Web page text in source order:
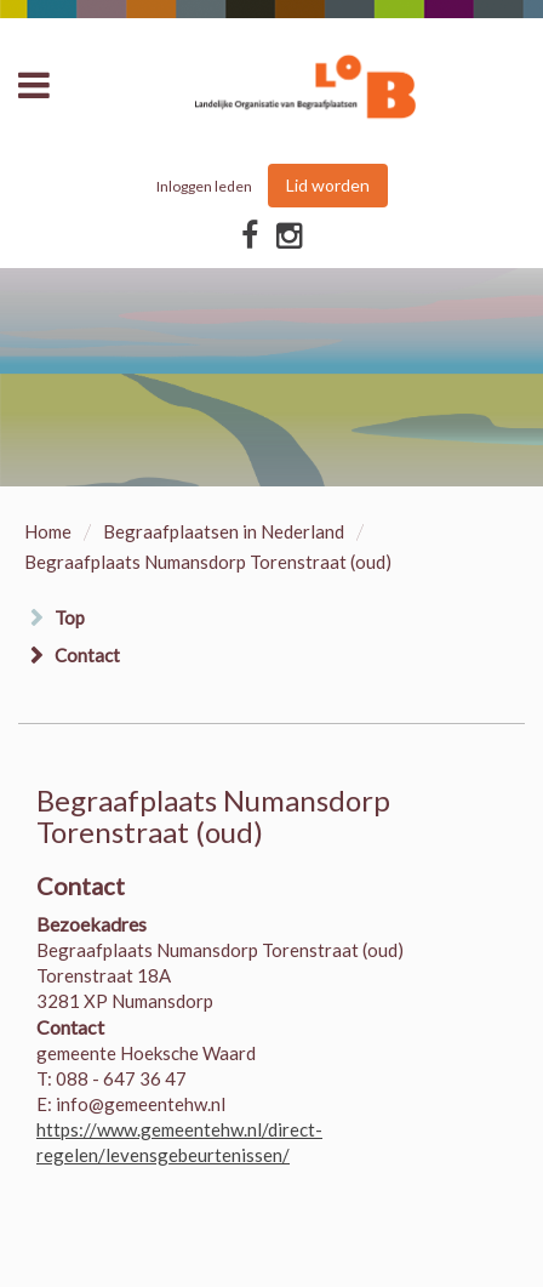
Inloggen leden Lid worden
Home / Begraafplaatsen in Nederland /
Begraafplaats Numansdorp Torenstraat (oud)
Top
Contact
Begraafplaats Numansdorp
Torenstraat (oud)
Contact
Bezoekadres
Begraafplaats Numansdorp Torenstraat (oud)
Torenstraat 18A
3281 XP Numansdorp
Contact
gemeente Hoeksche Waard
T: 088 - 647 36 47
E: info@gemeentehw.nl
https://www.gemeentehw.nl/direct-
regelen/levensgebeurtenissen/